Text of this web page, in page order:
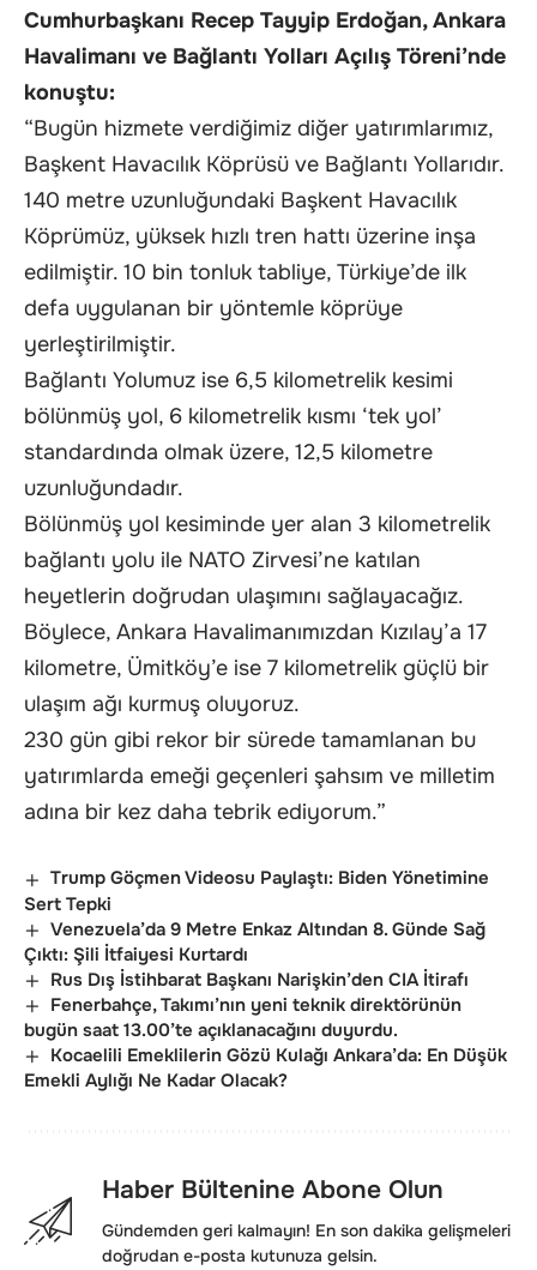
Cumhurbaşkanı Recep Tayyip Erdoğan, Ankara
Havalimanı ve Bağlantı Yolları Açılış Töreni’nde
konuştu:
“Bugün hizmete verdiğimiz diğer yatırımlarımız,
Başkent Havacılık Köprüsü ve Bağlantı Yollarıdır.
140 metre uzunluğundaki Başkent Havacılık
Köprümüz, yüksek hızlı tren hattı üzerine inşa
edilmiştir. 10 bin tonluk tabliye, Türkiye’de ilk
defa uygulanan bir yöntemle köprüye
yerleştirilmiştir.
Bağlantı Yolumuz ise 6,5 kilometrelik kesimi
bölünmüş yol, 6 kilometrelik kısmı ‘tek yol’
standardında olmak üzere, 12,5 kilometre
uzunluğundadır.
Bölünmüş yol kesiminde yer alan 3 kilometrelik
bağlantı yolu ile NATO Zirvesi’ne katılan
heyetlerin doğrudan ulaşımını sağlayacağız.
Böylece, Ankara Havalimanımızdan Kızılay’a 17
kilometre, Ümitköy’e ise 7 kilometrelik güçlü bir
ulaşım ağı kurmuş oluyoruz.
230 gün gibi rekor bir sürede tamamlanan bu
yatırımlarda emeği geçenleri şahsım ve milletim
adına bir kez daha tebrik ediyorum.”
Trump Göçmen Videosu Paylaştı: Biden Yönetimine
Sert Tepki
Venezuela’da 9 Metre Enkaz Altından 8. Günde Sağ
Çıktı: Şili İtfaiyesi Kurtardı
Rus Dış İstihbarat Başkanı Narişkin’den CIA İtirafı
Fenerbahçe, Takımı’nın yeni teknik direktörünün
bugün saat 13.00’te açıklanacağını duyurdu.
Kocaelili Emeklilerin Gözü Kulağı Ankara’da: En Düşük
Emekli Aylığı Ne Kadar Olacak?
Haber Bültenine Abone Olun
Gündemden geri kalmayın! En son dakika gelişmeleri
doğrudan e-posta kutunuza gelsin.